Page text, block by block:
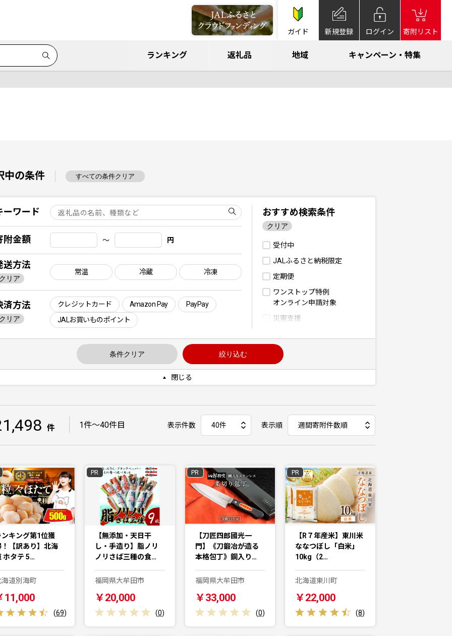
ガイド 新規登録 ログイン 寄附リスト
ランキング 返礼品 地域 キャンペーン・特集
中の条件 すべての条件クリア
ーワード
附金額 〜 円
送方法
リア
常温 冷蔵 冷凍
済方法
リア
クレジットカード Amazon Pay
PayPay
JALお買いものポイント
おすすめ検索条件
クリア
受付中
JALふるさと納税限定
定期便
ワンストップ特例
オンライン申請対象
災害支援
条件クリア 絞り込む
閉じる
件 1件〜40件目 表示件数 表示順
ンキング第1位獲
！【訳あり】北海
ホタテ 5…
海道別海町
11,000
(69)
PR
【無添加・天日干
し・手造り】脂ノリ
ノリさば三種の食…
福岡県大牟田市
￥20,000
(0)
PR
【刀匠四郎國光一
門】《刀鍛冶が造る
本格包丁》鋼入り…
福岡県大牟田市
￥33,000
(0)
PR
【R７年産米】東川米
ななつぼし「白米」
10kg（2…
北海道東川町
￥22,000
(8)